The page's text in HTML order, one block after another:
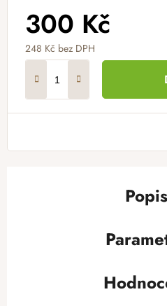
300 Kč
248 Kč bez DPH
Popis